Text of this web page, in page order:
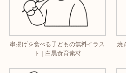
串揚げを食べる子どもの無料イラス
ト｜白黒食育素材
焼